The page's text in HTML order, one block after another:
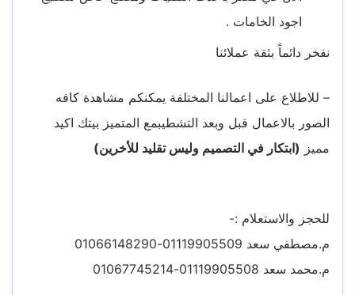
اجود الخامات .
نفخر دائماً بثقة عملائنا
– للاطلاع على اعمالنا المختلفة يمكنكم مشاهدة كافه
الصور بالاعمال قبل وبعد التشطيبمع المتميز بيتك اكيد
مميز (ابتكار في التصميم وليس تقليد للأخرين)
للحجز والاستعلام :-
م.مصطفي سعد 01119905509-01066148290
م.محمد سعد 01119905508-01067745214